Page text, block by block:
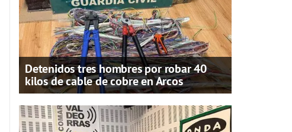
Detenidos tres hombres por robar 40
kilos de cable de cobre en Arcos